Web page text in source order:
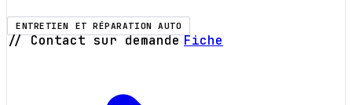
ENTRETIEN ET RÉPARATION AUTO
// Contact sur demande Fiche